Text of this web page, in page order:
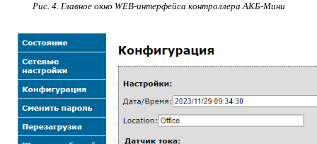
Рис. 4. Главное окно WEB-интерфейса контроллера АКБ-Мини